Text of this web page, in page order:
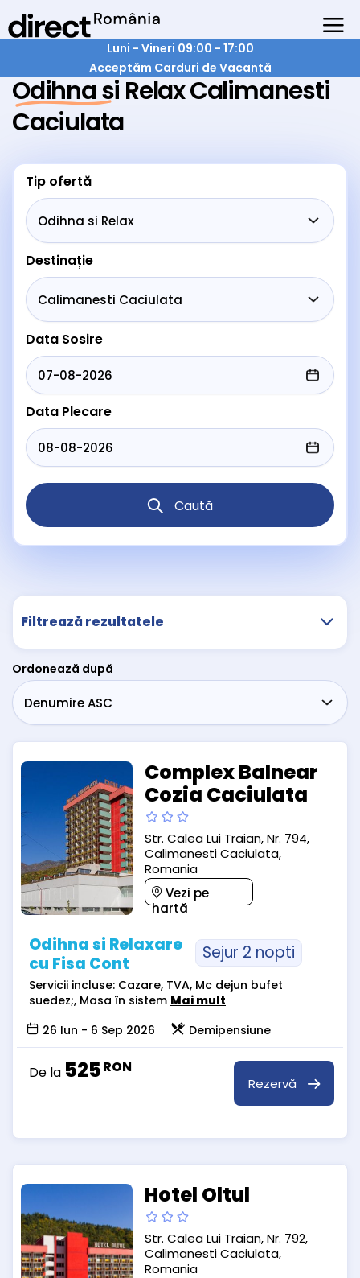
Luni - Vineri 09:00 - 17:00
Acceptăm Carduri de Vacantă
Odihna si Relax Calimanesti
Caciulata
Tip ofertă
Destinație
Data Sosire
Data Plecare
Caută
Filtrează rezultatele
Ordonează după
Complex Balnear
Cozia Caciulata
Str. Calea Lui Traian, Nr. 794,
Calimanesti Caciulata,
Romania
Vezi pe
hartă
Odihna si Relaxare
cu Fisa Cont
Sejur 2 nopti
Servicii incluse: Cazare, TVA, Mc dejun bufet
suedez;, Masa în sistem Mai mult
26 Iun - 6 Sep 2026
Demipensiune
De la 525RON
Rezervă
Hotel Oltul
Str. Calea Lui Traian, Nr. 792,
Calimanesti Caciulata,
Romania